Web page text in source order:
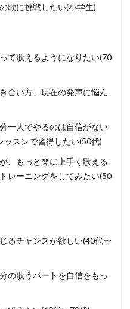
歌に挑戦したい(小学生)
て歌えるようになりたい(70
合い方、現在の発声に悩ん
一人でやるのは自信がない
ッスンで習得したい(50代)
、もっと楽に上手く歌える
レーニングをしてみたい(50
るチャンスが欲しい(40代〜
の歌うパートを自信をもっ